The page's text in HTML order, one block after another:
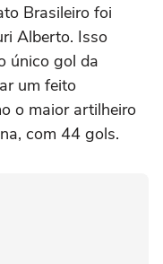
Brasileiro foi
Alberto. Isso
único gol da
um feito
o maior artilheiro
com 44 gols.